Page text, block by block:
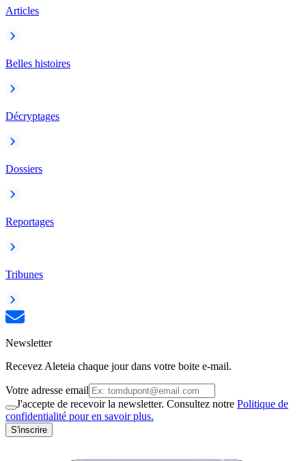
Articles
Belles histoires
Décryptages
Dossiers
Reportages
Tribunes
Newsletter
Recevez Aleteia chaque jour dans votre boite e-mail.
Votre adresse email
J'accepte de recevoir la newsletter. Consultez notre Politique de
confidentialité pour en savoir plus.
S'inscrire